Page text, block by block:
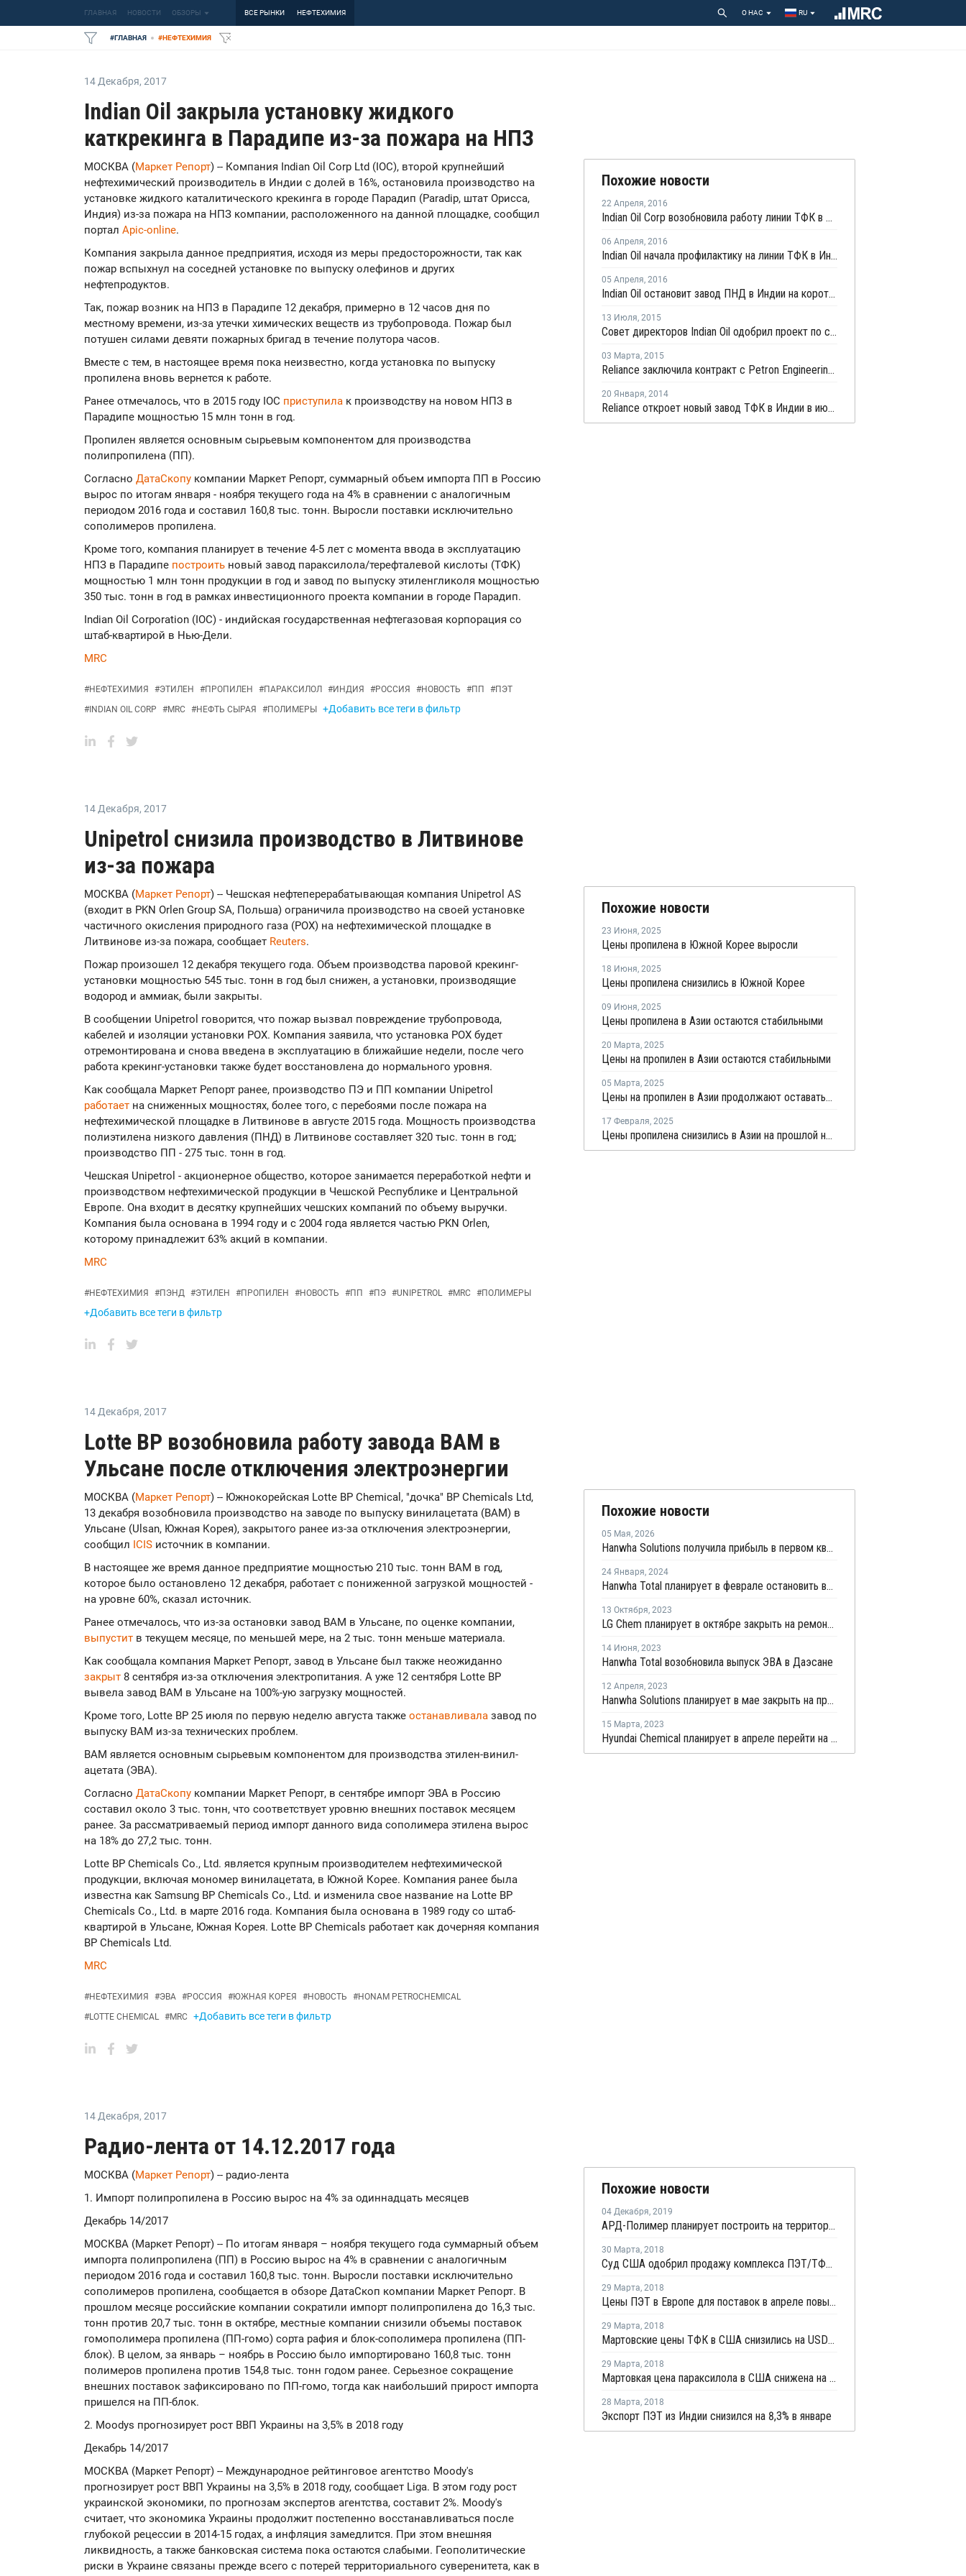
ГЛАВНАЯ НОВОСТИ ОБЗОРЫ ВСЕ РЫНКИ НЕФТЕХИМИЯ О НАС RU
#ГЛАВНАЯ #НЕФТЕХИМИЯ
14 Декабря, 2017
Indian Oil закрыла установку жидкого
каткрекинга в Парадипе из-за пожара на НПЗ
МОСКВА (Маркет Репорт) -- Компания Indian Oil Corp Ltd (IOC), второй крупнейший
нефтехимический производитель в Индии с долей в 16%, остановила производство на
установке жидкого каталитического крекинга в городе Парадип (Paradip, штат Орисса,
Индия) из-за пожара на НПЗ компании, расположенного на данной площадке, сообщил
портал Apic-online.
Компания закрыла данное предприятия, исходя из меры предосторожности, так как
пожар вспыхнул на соседней установке по выпуску олефинов и других
нефтепродуктов.
Так, пожар возник на НПЗ в Парадипе 12 декабря, примерно в 12 часов дня по
местному времени, из-за утечки химических веществ из трубопровода. Пожар был
потушен силами девяти пожарных бригад в течение полутора часов.
Вместе с тем, в настоящее время пока неизвестно, когда установка по выпуску
пропилена вновь вернется к работе.
Ранее отмечалось, что в 2015 году IOC приступила к производству на новом НПЗ в
Парадипе мощностью 15 млн тонн в год.
Пропилен является основным сырьевым компонентом для производства
полипропилена (ПП).
Согласно ДатаСкопу компании Маркет Репорт, суммарный объем импорта ПП в Россию
вырос по итогам января - ноября текущего года на 4% в сравнении с аналогичным
периодом 2016 года и составил 160,8 тыс. тонн. Выросли поставки исключительно
сополимеров пропилена.
Кроме того, компания планирует в течение 4-5 лет с момента ввода в эксплуатацию
НПЗ в Парадипе построить новый завод параксилола/терефталевой кислоты (ТФК)
мощностью 1 млн тонн продукции в год и завод по выпуску этиленгликоля мощностью
350 тыс. тонн в год в рамках инвестиционного проекта компании в городе Парадип.
Indian Oil Corporation (IOC) - индийская государственная нефтегазовая корпорация со
штаб-квартирой в Нью-Дели.
MRC
#НЕФТЕХИМИЯ #ЭТИЛЕН #ПРОПИЛЕН #ПАРАКСИЛОЛ #ИНДИЯ #РОССИЯ #НОВОСТЬ #ПП #ПЭТ
#INDIAN OIL CORP #MRC #НЕФТЬ СЫРАЯ #ПОЛИМЕРЫ +Добавить все теги в фильтр
Похожие новости
22 Апреля, 2016
Indian Oil Corp возобновила работу линии ТФК в Индии после профилактики
06 Апреля, 2016
Indian Oil начала профилактику на линии ТФК в Индии
05 Апреля, 2016
Indian Oil остановит завод ПНД в Индии на короткую профилактику
13 Июля, 2015
Совет директоров Indian Oil одобрил проект по строительству завода параксилола и ТФК в Индии
03 Марта, 2015
Reliance заключила контракт с Petron Engineering на строительства завода ЛПНП
20 Января, 2014
Reliance откроет новый завод ТФК в Индии в июне-июле 2014 года
14 Декабря, 2017
Unipetrol снизила производство в Литвинове
из-за пожара
МОСКВА (Маркет Репорт) -- Чешская нефтеперерабатывающая компания Unipetrol AS
(входит в PKN Orlen Group SA, Польша) ограничила производство на своей установке
частичного окисления природного газа (РОХ) на нефтехимической площадке в
Литвинове из-за пожара, сообщает Reuters.
Пожар произошел 12 декабря текущего года. Объем производства паровой крекинг-
установки мощностью 545 тыс. тонн в год был снижен, а установки, производящие
водород и аммиак, были закрыты.
В сообщении Unipetrol говорится, что пожар вызвал повреждение трубопровода,
кабелей и изоляции установки POX. Компания заявила, что установка POX будет
отремонтирована и снова введена в эксплуатацию в ближайшие недели, после чего
работа крекинг-установки также будет восстановлена до нормального уровня.
Как сообщала Маркет Репорт ранее, производство ПЭ и ПП компании Unipetrol
работает на сниженных мощностях, более того, с перебоями после пожара на
нефтехимической площадке в Литвинове в августе 2015 года. Мощность производства
полиэтилена низкого давления (ПНД) в Литвинове составляет 320 тыс. тонн в год;
производство ПП - 275 тыс. тонн в год.
Чешская Unipetrol - акционерное общество, которое занимается переработкой нефти и
производством нефтехимической продукции в Чешской Республике и Центральной
Европе. Она входит в десятку крупнейших чешских компаний по объему выручки.
Компания была основана в 1994 году и с 2004 года является частью PKN Orlen,
которому принадлежит 63% акций в компании.
MRC
#НЕФТЕХИМИЯ #ПЭНД #ЭТИЛЕН #ПРОПИЛЕН #НОВОСТЬ #ПП #ПЭ #UNIPETROL #MRC #ПОЛИМЕРЫ
+Добавить все теги в фильтр
Похожие новости
23 Июня, 2025
Цены пропилена в Южной Корее выросли
18 Июня, 2025
Цены пропилена снизились в Южной Корее
09 Июня, 2025
Цены пропилена в Азии остаются стабильными
20 Марта, 2025
Цены на пропилен в Азии остаются стабильными
05 Марта, 2025
Цены на пропилен в Азии продолжают оставаться стабильными
17 Февраля, 2025
Цены пропилена снизились в Азии на прошлой неделе
14 Декабря, 2017
Lotte BP возобновила работу завода ВАМ в
Ульсане после отключения электроэнергии
МОСКВА (Маркет Репорт) -- Южнокорейская Lotte BP Chemical, "дочка" BP Chemicals Ltd,
13 декабря возобновила производство на заводе по выпуску винилацетата (ВАМ) в
Ульсане (Ulsan, Южная Корея), закрытого ранее из-за отключения электроэнергии,
сообщил ICIS источник в компании.
В настоящее же время данное предприятие мощностью 210 тыс. тонн ВАМ в год,
которое было остановлено 12 декабря, работает с пониженной загрузкой мощностей -
на уровне 60%, сказал источник.
Ранее отмечалось, что из-за остановки завод ВАМ в Ульсане, по оценке компании,
выпустит в текущем месяце, по меньшей мере, на 2 тыс. тонн меньше материала.
Как сообщала компания Маркет Репорт, завод в Ульсане был также неожиданно
закрыт 8 сентября из-за отключения электропитания. А уже 12 сентября Lotte BP
вывела завод ВАМ в Ульсане на 100%-ую загрузку мощностей.
Кроме того, Lotte BP 25 июля по первую неделю августа также останавливала завод по
выпуску ВАМ из-за технических проблем.
ВАМ является основным сырьевым компонентом для производства этилен-винил-
ацетата (ЭВА).
Согласно ДатаСкопу компании Маркет Репорт, в сентябре импорт ЭВА в Россию
составил около 3 тыс. тонн, что соответствует уровню внешних поставок месяцем
ранее. За рассматриваемый период импорт данного вида сополимера этилена вырос
на 18% до 27,2 тыс. тонн.
Lotte BP Chemicals Co., Ltd. является крупным производителем нефтехимической
продукции, включая мономер винилацетата, в Южной Корее. Компания ранее была
известна как Samsung BP Chemicals Co., Ltd. и изменила свое название на Lotte BP
Chemicals Co., Ltd. в марте 2016 года. Компания была основана в 1989 году со штаб-
квартирой в Ульсане, Южная Корея. Lotte BP Chemicals работает как дочерняя компания
BP Chemicals Ltd.
MRC
#НЕФТЕХИМИЯ #ЭВА #РОССИЯ #ЮЖНАЯ КОРЕЯ #НОВОСТЬ #HONAM PETROCHEMICAL
#LOTTE CHEMICAL #MRC +Добавить все теги в фильтр
Похожие новости
05 Мая, 2026
Hanwha Solutions получила прибыль в первом квартале и прогнозирует рост прибыли далее
24 Января, 2024
Hanwha Total планирует в феврале остановить выпуск ЭВА на линии №2 в Даэсане
13 Октября, 2023
LG Chem планирует в октябре закрыть на ремонт производство ЭВА в Даэсане
14 Июня, 2023
Hanwha Total возобновила выпуск ЭВА в Даэсане
12 Апреля, 2023
Hanwha Solutions планирует в мае закрыть на профилактику три линии по выпуску ЭВА в Ульсане
15 Марта, 2023
Hyundai Chemical планирует в апреле перейти на выпуск ПВД на заводе в Даэсане
14 Декабря, 2017
Радио-лента от 14.12.2017 года
МОСКВА (Маркет Репорт) -- радио-лента
1. Импорт полипропилена в Россию вырос на 4% за одиннадцать месяцев
Декабрь 14/2017
МОСКВА (Маркет Репорт) -- По итогам января – ноября текущего года суммарный объем
импорта полипропилена (ПП) в Россию вырос на 4% в сравнении с аналогичным
периодом 2016 года и составил 160,8 тыс. тонн. Выросли поставки исключительно
сополимеров пропилена, сообщается в обзоре ДатаСкоп компании Маркет Репорт. В
прошлом месяце российские компании сократили импорт полипропилена до 16,3 тыс.
тонн против 20,7 тыс. тонн в октябре, местные компании снизили объемы поставок
гомополимера пропилена (ПП-гомо) сорта рафия и блок-сополимера пропилена (ПП-
блок). В целом, за январь – ноябрь в Россию было импортировано 160,8 тыс. тонн
полимеров пропилена против 154,8 тыс. тонн годом ранее. Серьезное сокращение
внешних поставок зафиксировано по ПП-гомо, тогда как наибольший прирост импорта
пришелся на ПП-блок.
2. Moodys прогнозирует рост ВВП Украины на 3,5% в 2018 году
Декабрь 14/2017
МОСКВА (Маркет Репорт) -- Международное рейтинговое агентство Moody's
прогнозирует рост ВВП Украины на 3,5% в 2018 году, сообщает Liga. В этом году рост
украинской экономики, по прогнозам экспертов агентства, составит 2%. Moody's
считает, что экономика Украины продолжит постепенно восстанавливаться после
глубокой рецессии в 2014-15 годах, а инфляция замедлится. При этом внешняя
ликвидность, а также банковская система пока остаются слабыми. Геополитические
риски в Украине связаны прежде всего с потерей территориального суверенитета, как в
Похожие новости
04 Декабря, 2019
АРД-Полимер планирует построить на территории ОЭЗ "Узловая" производство пленок из ПЭТ
30 Марта, 2018
Суд США одобрил продажу комплекса ПЭТ/ТФК M&G
29 Марта, 2018
Цены ПЭТ в Европе для поставок в апреле повысятся
29 Марта, 2018
Мартовские цены ТФК в США снизились на USD4 за тонну
29 Марта, 2018
Мартовкая цена параксилола в США снижена на USD5,5 за тонну
28 Марта, 2018
Экспорт ПЭТ из Индии снизился на 8,3% в январе